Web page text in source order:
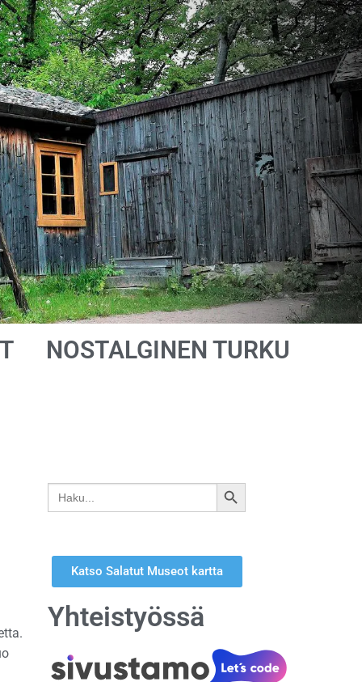
NOSTALGINEN TURKU
Search
for:
SEARCH
Katso Salatut Museot kartta
Yhteistyössä